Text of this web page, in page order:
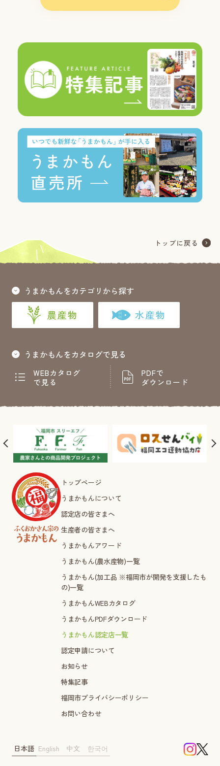
うまかもんをカテゴリから探す
農産物 水産物
うまかもんをカタログで見る
WEBカタログ
で見る
PDFで
ダウンロード
トップページ
うまかもんについて
認定店の皆さまへ
生産者の皆さまへ
うまかもんアワード
うまかもん(農水産物)一覧
うまかもん(加工品 ※福岡市が開発を支援したも
の)一覧
うまかもんWEBカタログ
うまかもんPDFダウンロード
うまかもん認定店一覧
認定申請について
お知らせ
特集記事
福岡市プライバシーポリシー
お問い合わせ
日本語 English 中文 한국어